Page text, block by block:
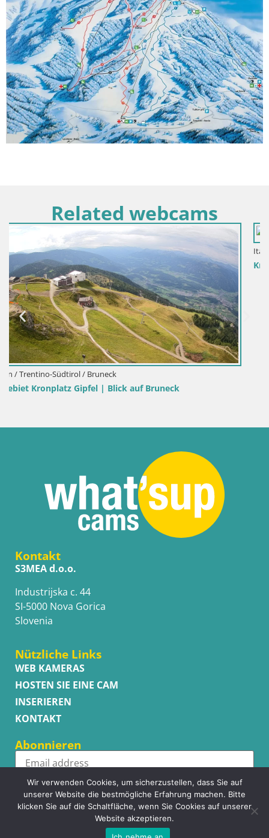
Related webcams
Italien / Trentino-Südtirol / Bruneck
Kronplatz-Gipfel | Blick nach Olang – Valdaora
Kontakt
S3MEA d.o.o.
Industrijska c. 44
SI-5000 Nova Gorica
Slovenia
Nützliche Links
WEB KAMERAS
HOSTEN SIE EINE CAM
INSERIEREN
KONTAKT
Abonnieren
Subscribe
Wir verwenden Cookies, um sicherzustellen, dass Sie auf
unserer Website die bestmögliche Erfahrung machen. Bitte
klicken Sie auf die Schaltfläche, wenn Sie Cookies auf unserer
Website akzeptieren.